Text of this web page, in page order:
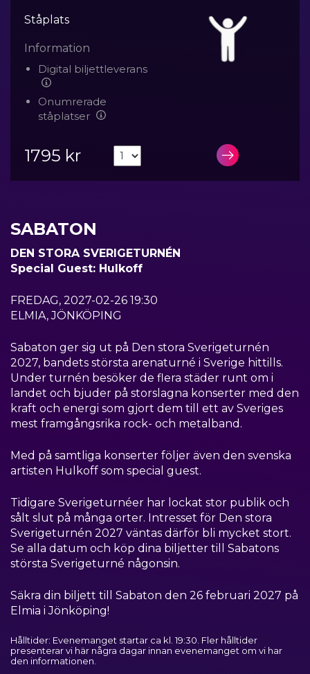
Ståplats
Information
Digital biljettleverans
Onumrerade
ståplatser
1795 kr LÄGG I
SABATON
DEN STORA SVERIGETURNÉN
Special Guest: Hulkoff
FREDAG, 2027-02-26 19:30
ELMIA, JÖNKÖPING
Sabaton ger sig ut på Den stora Sverigeturnén
2027, bandets största arenaturné i Sverige hittills.
Under turnén besöker de flera städer runt om i
landet och bjuder på storslagna konserter med den
kraft och energi som gjort dem till ett av Sveriges
mest framgångsrika rock- och metalband.
Med på samtliga konserter följer även den svenska
artisten Hulkoff som special guest.
Tidigare Sverigeturnéer har lockat stor publik och
sålt slut på många orter. Intresset för Den stora
Sverigeturnén 2027 väntas därför bli mycket stort.
Se alla datum och köp dina biljetter till Sabatons
största Sverigeturné någonsin.
Säkra din biljett till Sabaton den 26 februari 2027 på
Elmia i Jönköping!
Hålltider: Evenemanget startar ca kl. 19:30. Fler hålltider
presenterar vi här några dagar innan evenemanget om vi har
den informationen.